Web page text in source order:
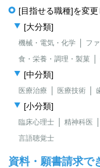
[目指せる職種]を変
[大分類]
機械・電気・化学 フ
食・栄養・調理・製菓
[中分類]
医療治療 医療技術
[小分類]
臨床心理士 精神科医
言語聴覚士
資料・願書請求で